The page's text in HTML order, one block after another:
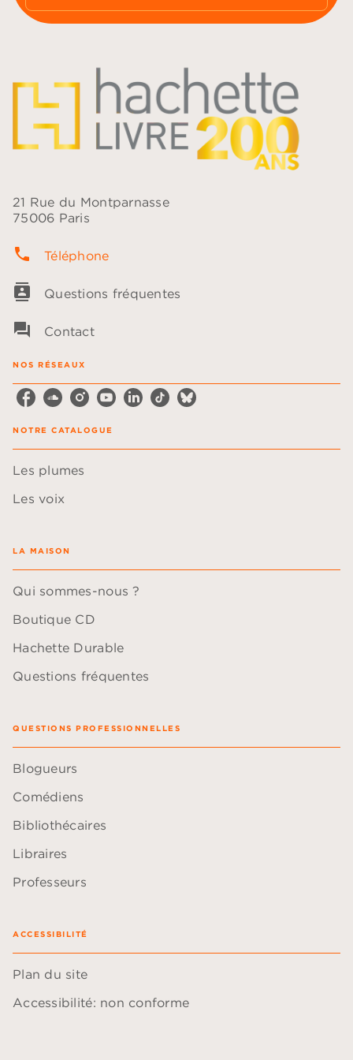
21 Rue du Montparnasse
75006 Paris
phone Téléphone
contacts Questions fréquentes
question_answer Contact
NOS RÉSEAUX
NOTRE CATALOGUE
Les plumes
Les voix
LA MAISON
Qui sommes-nous ?
Boutique CD
Hachette Durable
Questions fréquentes
QUESTIONS PROFESSIONNELLES
Blogueurs
Comédiens
Bibliothécaires
Libraires
Professeurs
ACCESSIBILITÉ
Plan du site
Accessibilité: non conforme